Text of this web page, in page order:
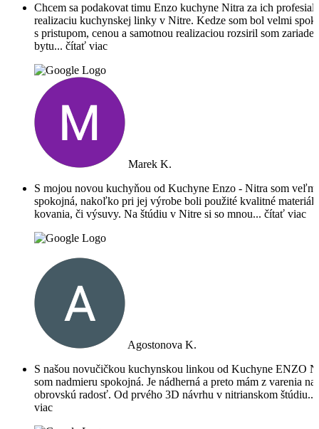
Chcem sa podakovat timu Enzo kuchyne Nitra za ich
realizaciu kuchynskej linky v Nitre. Kedze som bol velmi
s pristupom, cenou a samotnou realizaciou rozsiril som
bytu... čítať viac
Marek K.
S mojou novou kuchyňou od Kuchyne Enzo - Nitra som veľmi
spokojná, nakoľko pri jej výrobe boli použité kvalitné
kovania, či výsuvy. Na štúdiu v Nitre si so mnou... čítať viac
Agostonova K.
S našou novučičkou kuchynskou linkou od Kuchyne ENZO
som nadmieru spokojná. Je nádherná a preto mám z varenia na
obrovskú radosť. Od prvého 3D návrhu v nitrianskom štúdiu
viac